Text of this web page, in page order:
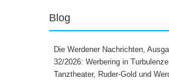
Blog
Die Werdener Nachrichten,
32/2026: Werbering in
Tanztheater, Ruder-Gold und